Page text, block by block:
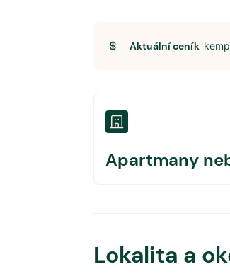
Aktuální ceník
Apartmany
Lokalita a